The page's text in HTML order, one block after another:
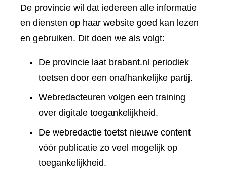
De provincie wil dat iedereen alle informatie
en diensten op haar website goed kan lezen
en gebruiken. Dit doen we als volgt:
De provincie laat brabant.nl periodiek
toetsen door een onafhankelijke partij.
Webredacteuren volgen een training
over digitale toegankelijkheid.
De webredactie toetst nieuwe content
vóór publicatie zo veel mogelijk op
toegankelijkheid.